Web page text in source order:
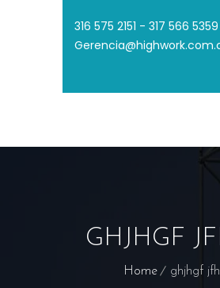
316 575 2151 - 317 566 5359
GHJHGF
Home ghjhgf